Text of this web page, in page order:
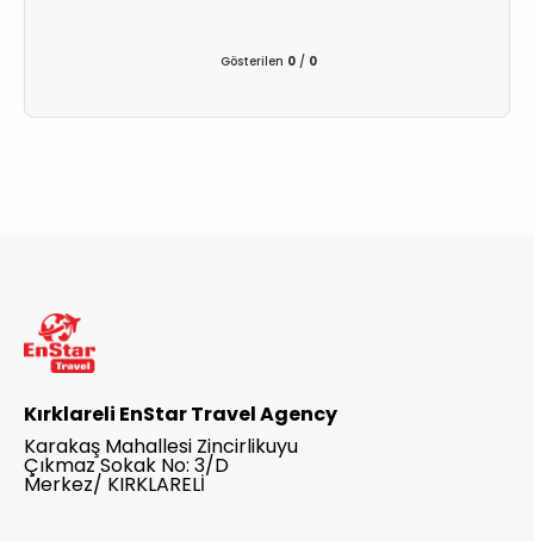
Gösterilen 0 / 0
Kırklareli EnStar Travel Agency
Karakaş Mahallesi Zincirlikuyu
Çıkmaz Sokak No: 3/D
Merkez/ KIRKLARELİ